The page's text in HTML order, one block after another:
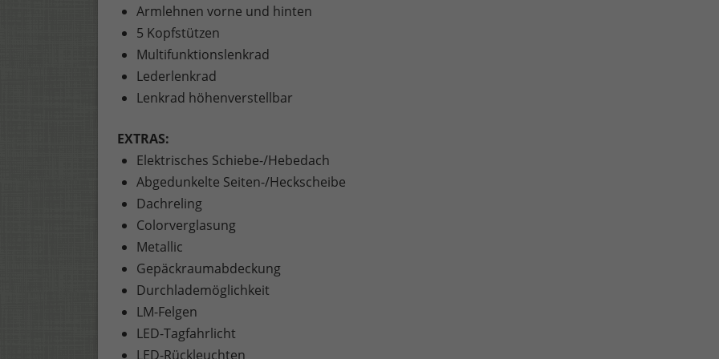
Armlehnen vorne und hinten
5 Kopfstützen
Multifunktionslenkrad
Lederlenkrad
Lenkrad höhenverstellbar
EXTRAS:
Elektrisches Schiebe-/Hebedach
Abgedunkelte Seiten-/Heckscheibe
Dachreling
Colorverglasung
Metallic
Gepäckraumabdeckung
Durchlademöglichkeit
LM-Felgen
LED-Tagfahrlicht
LED-Rückleuchten